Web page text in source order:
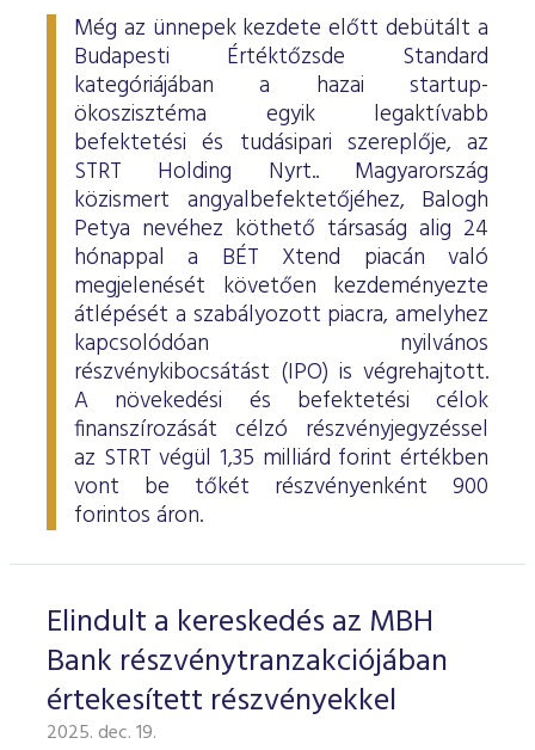
Még az ünnepek kezdete előtt debütált a
Budapesti Értéktőzsde Standard
kategóriájában a hazai startup-
ökoszisztéma egyik legaktívabb
befektetési és tudásipari szereplője, az
STRT Holding Nyrt.. Magyarország
közismert angyalbefektetőjéhez, Balogh
Petya nevéhez köthető társaság alig 24
hónappal a BÉT Xtend piacán való
megjelenését követően kezdeményezte
átlépését a szabályozott piacra, amelyhez
kapcsolódóan nyilvános
részvénykibocsátást (IPO) is végrehajtott.
A növekedési és befektetési célok
finanszírozását célzó részvényjegyzéssel
az STRT végül 1,35 milliárd forint értékben
vont be tőkét részvényenként 900
forintos áron.
Elindult a kereskedés az MBH
Bank részvénytranzakciójában
értekesített részvényekkel
2025. dec. 19.